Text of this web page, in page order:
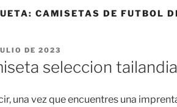
CAMISETAS DE FUTBOL
DE 2023
seleccion
una vez que encuentres una